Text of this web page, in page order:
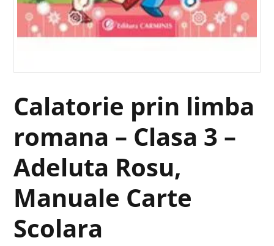
Calatorie prin limba
romana – Clasa 3 –
Adeluta Rosu,
Manuale Carte
Scolara